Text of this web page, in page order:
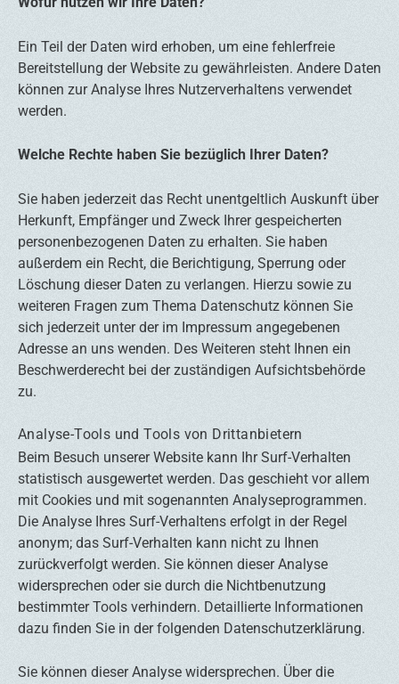
Ein Teil der Daten wird erhoben, um eine fehlerfreie
Bereitstellung der Website zu gewährleisten. Andere Daten
können zur Analyse Ihres Nutzerverhaltens verwendet
werden.
Welche Rechte haben Sie bezüglich Ihrer Daten?
Sie haben jederzeit das Recht unentgeltlich Auskunft über
Herkunft, Empfänger und Zweck Ihrer gespeicherten
personenbezogenen Daten zu erhalten. Sie haben
außerdem ein Recht, die Berichtigung, Sperrung oder
Löschung dieser Daten zu verlangen. Hierzu sowie zu
weiteren Fragen zum Thema Datenschutz können Sie
sich jederzeit unter der im Impressum angegebenen
Adresse an uns wenden. Des Weiteren steht Ihnen ein
Beschwerderecht bei der zuständigen Aufsichtsbehörde
zu.
Analyse-Tools und Tools von Drittanbietern
Beim Besuch unserer Website kann Ihr Surf-Verhalten
statistisch ausgewertet werden. Das geschieht vor allem
mit Cookies und mit sogenannten Analyseprogrammen.
Die Analyse Ihres Surf-Verhaltens erfolgt in der Regel
anonym; das Surf-Verhalten kann nicht zu Ihnen
zurückverfolgt werden. Sie können dieser Analyse
widersprechen oder sie durch die Nichtbenutzung
bestimmter Tools verhindern. Detaillierte Informationen
dazu finden Sie in der folgenden Datenschutzerklärung.
Sie können dieser Analyse widersprechen. Über die